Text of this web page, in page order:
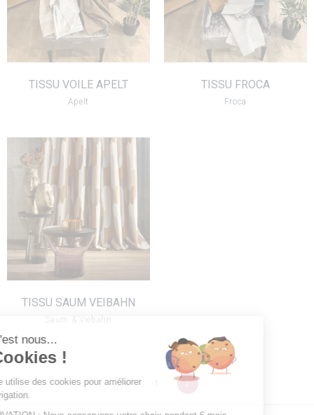
TISSU VOILE APELT
Apelt
TISSU FROCA
Froca
TISSU SAUM
VEIBAHN
VOIR LE PRODUIT
TISSU SAUM VEIBAHN
Saum & Viebahn
< 2
Salut c'est nous...
les Cookies !
Notre site utilise des cookies pour améliorer
votre navigation.